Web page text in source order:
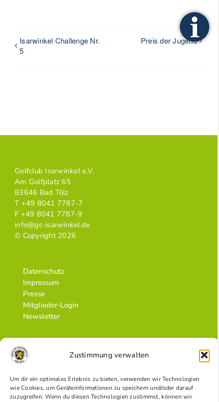
Zustimmung verwalten
Um dir ein optimales Erlebnis zu bieten, verwenden wir Technologien
wie Cookies, um Geräteinformationen zu speichern und/oder darauf
zuzugreifen. Wenn du diesen Technologien zustimmst, können wir
Isarwinkel Challenge Nr.
5
Preis der Jugend
Golfclub Isarwinkel e.V.
Am Golfplatz 65
83646 Bad Tölz
T +49 8041 7787-7
F +49 8041 7787-9
info@gc-isarwinkel.de
© Copyright 2026
Datenschutz
Impressum
Presse
Mitglieder-Login
Newsletter